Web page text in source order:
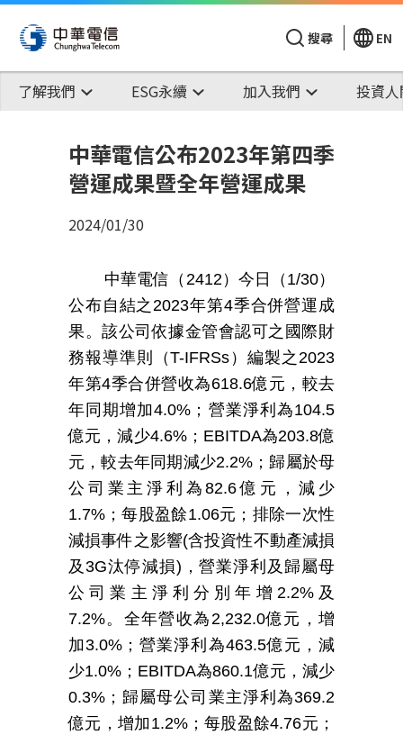
搜尋 EN
了解我們 ESG永續 加入我們 投資
中華電信公布2023年第四季
營運成果暨全年營運成果
2024/01/30
中華電信（ 2412）今日（ 1/30）
公布自結之2023年第4季合併營運成
果。該公司依據金管會認可之國際財
務報導準則（T-IFRSs ）編製之2023
年第4季合併營收為618.6億元，較去
年同期增加4.0% ；營業淨利為104.5
億元，減少4.6%； EBITDA為203.8億
元，較去年同期減少2.2% ；歸屬於母
公司業主淨利為82.6億元，減少
1.7% ；每股盈餘1.06元；排除一次性
減損事件之影響(含投資性不動產減損
及 3G汰停減損) ，營業淨利及歸屬母
公司業主淨利分別年增 2.2%及
7.2%。全年營收為2,232.0億元，增
加3.0% ；營業淨利為463.5億元，減
少1.0% ； EBITDA為860.1億元，減少
0.3% ；歸屬母公司業主淨利為369.2
億元，增加1.2%；每股盈餘4.76元；